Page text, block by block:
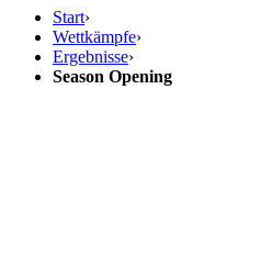
Start›
Wettkämpfe›
Ergebnisse›
Season Opening